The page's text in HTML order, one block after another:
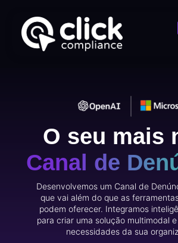
O seu mais
Canal de
Desenvolvemos um Canal de
que vai além do que as
podem oferecer. Integramos
para criar uma solução multimodal
necessidades da sua